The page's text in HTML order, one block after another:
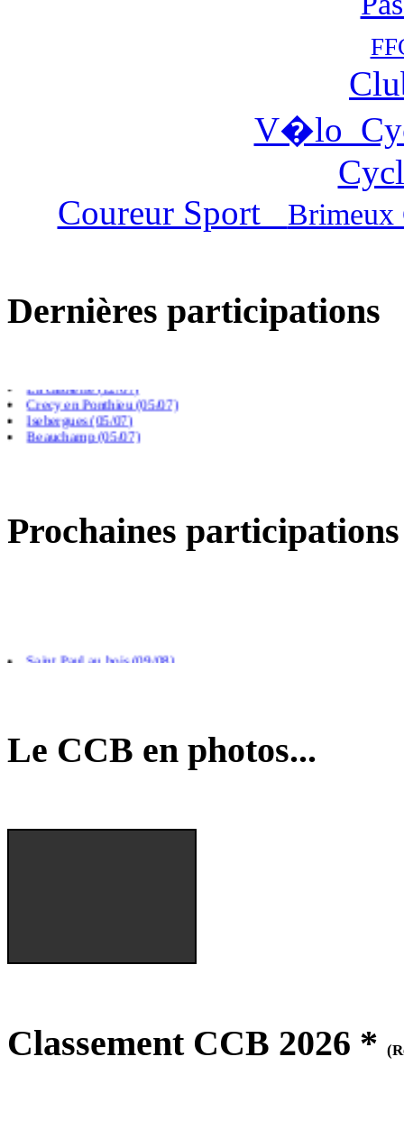
V�lo
Coureur Sport
Brimeux
Dernières participations
Crecy en Ponthieu (05/07)
Isebergues (05/07)
Beauchamp (05/07)
Frevillers (14/06)
Prochaines participations
Arras (26/08)
Le CCB en photos...
Classement CCB 2026 *